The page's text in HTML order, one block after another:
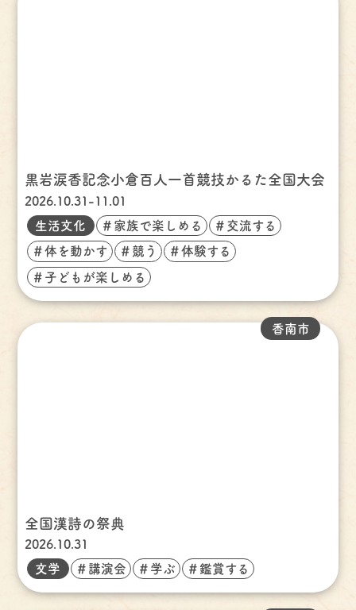
黒岩涙香記念小倉百人一首競技かるた全国大会
2026.10.31-11.01
生活文化 ＃家族で楽しめる ＃交流する
＃体を動かす ＃競う ＃体験する
＃子どもが楽しめる
全国漢詩の祭典
2026.10.31
香南市
文学 ＃講演会 ＃学ぶ ＃鑑賞する